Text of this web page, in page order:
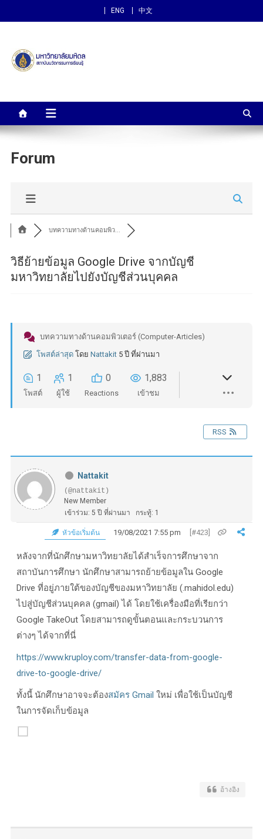
ENG 中文
สถาบันนวัตกรรมการเรียนรู้
Forum
บทความทางด้านคอมพิว...
วิธีย้ายข้อมูล Google Drive จากบัญชี
มหาวิทยาลัยไปยังบัญชีส่วนบุคคล
บทความทางด้านคอมพิวเตอร์ (Computer-Articles)
โพสต์ล่าสุด โดย Nattakit 5 ปี ที่ผ่านมา
1
โพสต์
1
ผู้ใช้
0
Reactions
1,883
เข้าชม
RSS
Nattakit
(@nattakit)
New Member
เข้าร่วม: 5 ปี ที่ผ่านมา
กระทู้: 1
หัวข้อเริ่มต้น 19/08/2021 7:55 pm [#423]
หลังจากที่นักศึกษามหาวิทยาลัยได้สำเร็จการศึกษาจาก
สถาบันการศึกษา นักศึกษาสามารถย้ายข้อมูลใน Google
Drive ที่อยู่ภายใต้ของบัญชีของมหาวิทยาลัย (.mahidol.edu)
ไปสู่บัญชีส่วนบุคคล (gmail) ได้ โดยใช้เครื่องมือที่เรียกว่า
Google TakeOut โดยสามารถดูขั้นตอนและกระบวนการ
ต่างๆ ได้จากที่นี่
https://www.kruploy.com/transfer-data-from-google-
drive-to-google-drive/
ทั้งนี้ นักศึกษาอาจจะต้องสมัคร Gmail ใหม่ เพื่อใช้เป็นบัญชี
ในการจัดเก็บข้อมูล
อ้างอิง